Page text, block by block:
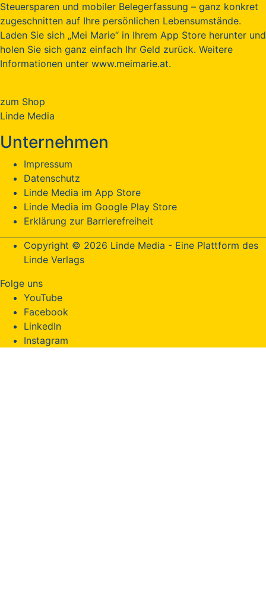
Steuersparen und mobiler Belegerfassung – ganz konkret
zugeschnitten auf Ihre persönlichen Lebensumstände.
Laden Sie sich „Mei Marie“ in Ihrem App Store herunter und
holen Sie sich ganz einfach Ihr Geld zurück. Weitere
Informationen unter www.meimarie.at.
zum Shop
Linde Media
Unternehmen
Impressum
Datenschutz
Linde Media im App Store
Linde Media im Google Play Store
Erklärung zur Barrierefreiheit
Copyright © 2026 Linde Media - Eine Plattform des
Linde Verlags
Folge uns
YouTube
Facebook
LinkedIn
Instagram